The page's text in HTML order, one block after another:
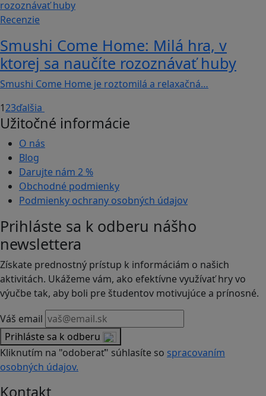
Recenzie
Smushi Come Home: Milá hra, v
ktorej sa naučíte rozoznávať huby
Smushi Come Home je roztomilá a relaxačná…
123ďalšia
Užitočné informácie
O nás
Blog
Darujte nám 2 %
Obchodné podmienky
Podmienky ochrany osobných údajov
Prihláste sa k odberu nášho
newslettera
Získate prednostný prístup k informáciám o našich
aktivitách. Ukážeme vám, ako efektívne využívať hry vo
výučbe tak, aby boli pre študentov motivujúce a prínosné.
Váš email
Prihláste sa k odberu
Kliknutím na "odoberať" súhlasíte so spracovaním
osobných údajov.
Kontakt